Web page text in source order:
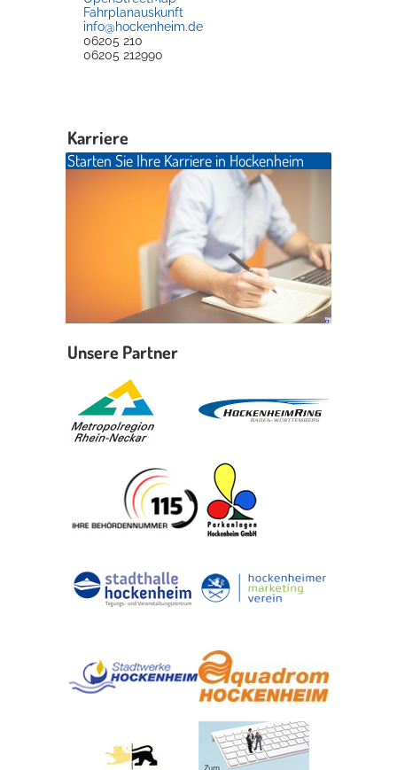
Fahrplanauskunft
info@hockenheim.de
06205 210
06205 212990
Karriere
Starten Sie Ihre Karriere in Hockenheim
Unsere Partner